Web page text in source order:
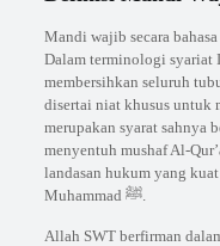
Mandi wajib secara
Dalam terminologi syariat
membersihkan seluruh
disertai niat khusus untuk
merupakan syarat sahnya
menyentuh mushaf Al-
landasan hukum yang
Muhammad ﷺ.
Allah SWT berfirman